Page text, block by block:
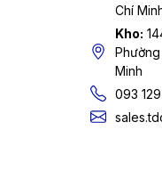
Chí
Kho:
Minh
093